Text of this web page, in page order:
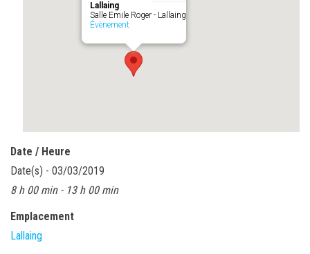
Lallaing
Salle Emile Roger - Lallaing
Évènement
Date / Heure
Date(s) - 03/03/2019
8 h 00 min - 13 h 00 min
Emplacement
Lallaing